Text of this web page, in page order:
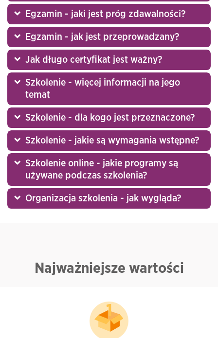
Egzamin - jaki jest próg zdawalności?
Egzamin - jak jest przeprowadzany?
Jak długo certyfikat jest ważny?
Szkolenie - więcej informacji na jego
temat
Szkolenie - dla kogo jest przeznaczone?
Szkolenie - jakie są wymagania wstępne?
Szkolenie online - jakie programy są
używane podczas szkolenia?
Organizacja szkolenia - jak wygląda?
Najważniejsze wartości